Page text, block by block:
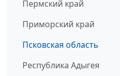
Пермский край
Приморский край
Псковская область
Республика Адыгея